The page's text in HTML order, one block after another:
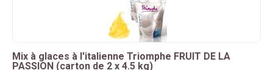
Mix à glaces à l'italienne Triomphe FRUIT DE LA
PASSION (carton de 2 x 4.5 kg)